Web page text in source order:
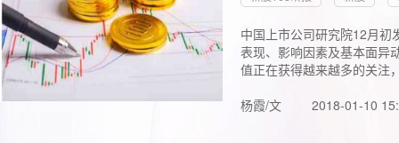
中国上市公司研究院12月初
表现、影响因素及基本面异
值正在获得越来越多的关注
杨霞/文
2018-01-10